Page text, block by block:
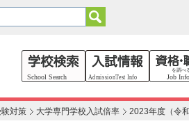
対策 大学専門学校入試倍率 2023年度（令